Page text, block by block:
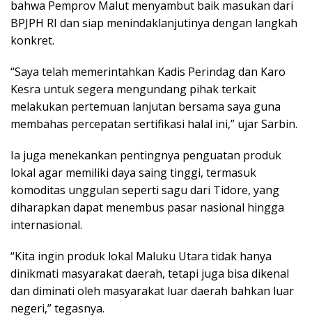
bahwa Pemprov Malut menyambut baik masukan dari
BPJPH RI dan siap menindaklanjutinya dengan langkah
konkret.
“Saya telah memerintahkan Kadis Perindag dan Karo
Kesra untuk segera mengundang pihak terkait
melakukan pertemuan lanjutan bersama saya guna
membahas percepatan sertifikasi halal ini,” ujar Sarbin.
Ia juga menekankan pentingnya penguatan produk
lokal agar memiliki daya saing tinggi, termasuk
komoditas unggulan seperti sagu dari Tidore, yang
diharapkan dapat menembus pasar nasional hingga
internasional.
“Kita ingin produk lokal Maluku Utara tidak hanya
dinikmati masyarakat daerah, tetapi juga bisa dikenal
dan diminati oleh masyarakat luar daerah bahkan luar
negeri,” tegasnya.